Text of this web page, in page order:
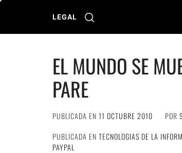
LEGAL
EL MUNDO SE
PARE
PUBLICADA EN 11 OCTUBRE 2010 POR
PUBLICADA EN TECNOLOGIAS DE LA
PAYPAL